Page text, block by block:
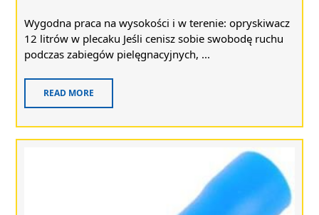
Wygodna praca na wysokości i w terenie: opryskiwacz
12 litrów w plecaku Jeśli cenisz sobie swobodę ruchu
podczas zabiegów pielęgnacyjnych, ...
READ MORE